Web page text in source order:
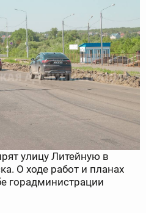
улицу Литейную в
О ходе работ и планах
горадминистрации